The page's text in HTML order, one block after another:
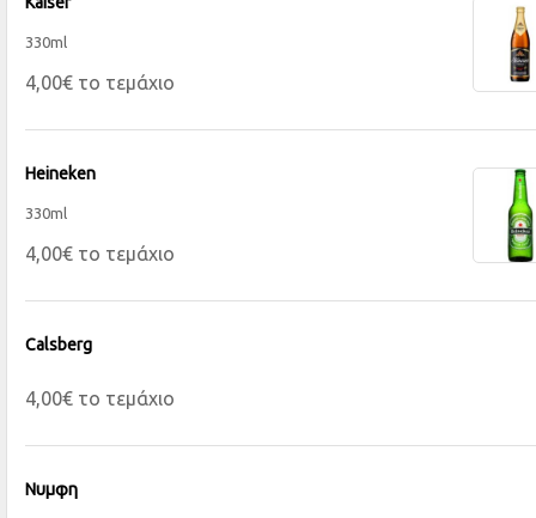
330ml
4,00€ το τεμάχιο
Heineken
330ml
4,00€ το τεμάχιο
Calsberg
4,00€ το τεμάχιο
Νυμφη